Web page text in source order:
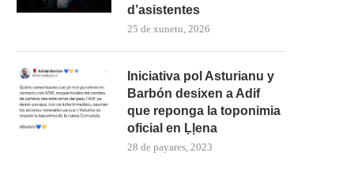
d’asistentes
25 de xunetu, 2026
Iniciativa pol Asturianu y
Barbón desixen a Adif
que reponga la toponimia
oficial en Ḷḷena
28 de payares, 2023